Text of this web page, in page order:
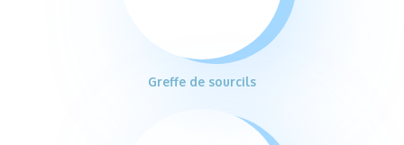
Greffe de sourcils